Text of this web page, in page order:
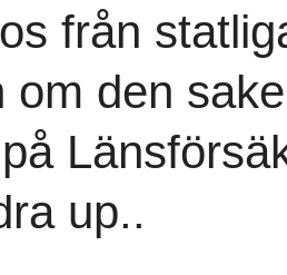
från
om den
up..